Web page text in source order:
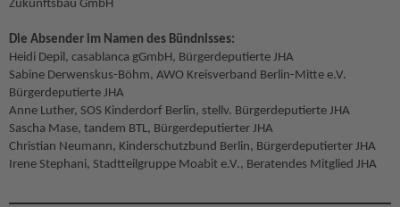
Zukunftsbau GmbH
Die Absender im Namen des Bündnisses:
Heidi Depil, casablanca gGmbH, Bürgerdeputierte JHA
Sabine Derwenskus-Böhm, AWO Kreisverband Berlin-Mitte e.V.
Bürgerdeputierte JHA
Anne Luther, SOS Kinderdorf Berlin, stellv. Bürgerdeputierte JHA
Sascha Mase, tandem BTL, Bürgerdeputierter JHA
Christian Neumann, Kinderschutzbund Berlin, Bürgerdeputierter JHA
Irene Stephani, Stadtteilgruppe Moabit e.V., Beratendes Mitglied JHA